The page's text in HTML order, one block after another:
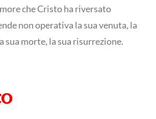
che Cristo ha riversato
non operativa la sua venuta, la
sua morte, la sua risurrezione.